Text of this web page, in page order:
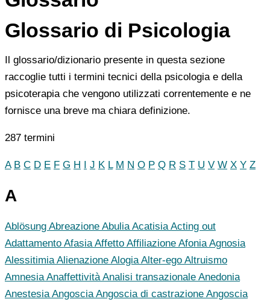
Glossario di Psicologia
Il glossario/dizionario presente in questa sezione
raccoglie tutti i termini tecnici della psicologia e della
psicoterapia che vengono utilizzati correntemente e ne
fornisce una breve ma chiara definizione.
287 termini
A B C D E F G H J K L M N O P Q R S T U V W X Y Z
A
Ablösung Abreazione AbuliaAcatisiaActing out
Adattamento AfasiaAffetto Affiliazione AfoniaAgnosia
AlessitimiaAlienazione AlogiaAlter-ego Altruismo
AmnesiaAnaffettivitàAnalisi transazionale Anedonia
AnestesiaAngosciaAngoscia di castrazione Angoscia